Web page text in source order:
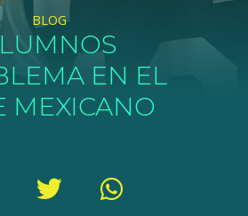
BLOG
EN EL
MEXICANO